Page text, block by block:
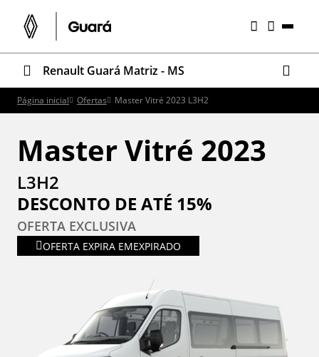
Renault Guará Matriz - MS
Página inicial Ofertas Master Vitré 2023 L3H2
Master Vitré 2023
L3H2
DESCONTO DE ATÉ 15%
OFERTA EXCLUSIVA
OFERTA EXPIRA EMEXPIRADO